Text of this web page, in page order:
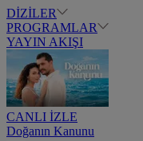
DİZİLER
PROGRAMLAR
YAYIN AKIŞI
CANLI İZLE
Doğanın Kanunu